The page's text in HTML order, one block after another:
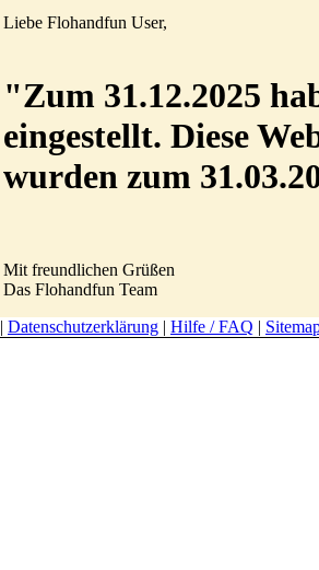
Liebe Flohandfun User,
"Zum 31.12.2025
eingestellt. Diese
wurden zum
Mit freundlichen Grüßen
Das Flohandfun Team
| Datenschutzerklärung | Hilfe / FAQ |